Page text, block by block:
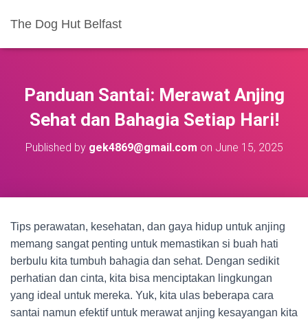
The Dog Hut Belfast
Panduan Santai: Merawat Anjing
Sehat dan Bahagia Setiap Hari!
Published by gek4869@gmail.com on June 15, 2025
Tips perawatan, kesehatan, dan gaya hidup untuk anjing
memang sangat penting untuk memastikan si buah hati
berbulu kita tumbuh bahagia dan sehat. Dengan sedikit
perhatian dan cinta, kita bisa menciptakan lingkungan
yang ideal untuk mereka. Yuk, kita ulas beberapa cara
santai namun efektif untuk merawat anjing kesayangan kita